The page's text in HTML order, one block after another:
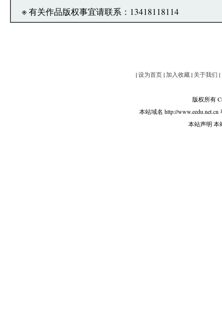
※ 有关作品版权事宜请联系：13418118114
|设为首页|加入收藏| 关于我们 |
版权所有
本站域名 http://www.eedu.net.cn
本站声明 本